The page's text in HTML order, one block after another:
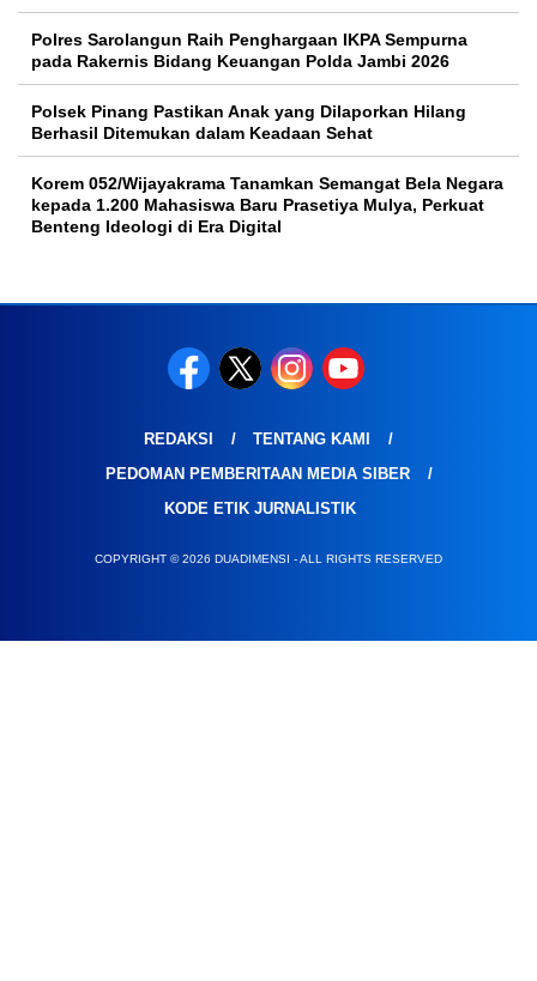
Polres Sarolangun Raih Penghargaan IKPA Sempurna
pada Rakernis Bidang Keuangan Polda Jambi 2026
Polsek Pinang Pastikan Anak yang Dilaporkan Hilang
Berhasil Ditemukan dalam Keadaan Sehat
Korem 052/Wijayakrama Tanamkan Semangat Bela Negara
kepada 1.200 Mahasiswa Baru Prasetiya Mulya, Perkuat
Benteng Ideologi di Era Digital
REDAKSI
TENTANG KAMI
PEDOMAN PEMBERITAAN MEDIA SIBER
KODE ETIK JURNALISTIK
COPYRIGHT © 2026 DUADIMENSI - ALL RIGHTS RESERVED